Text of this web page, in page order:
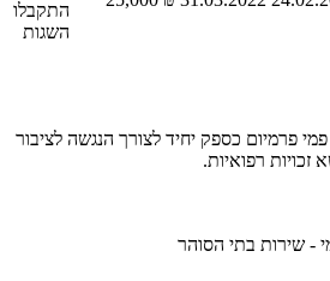
התקבלו
השגות
פרמיום כספק יחיד לצורך הנגשה לציבור
רפואיות.
- שירות בתי הסוהר